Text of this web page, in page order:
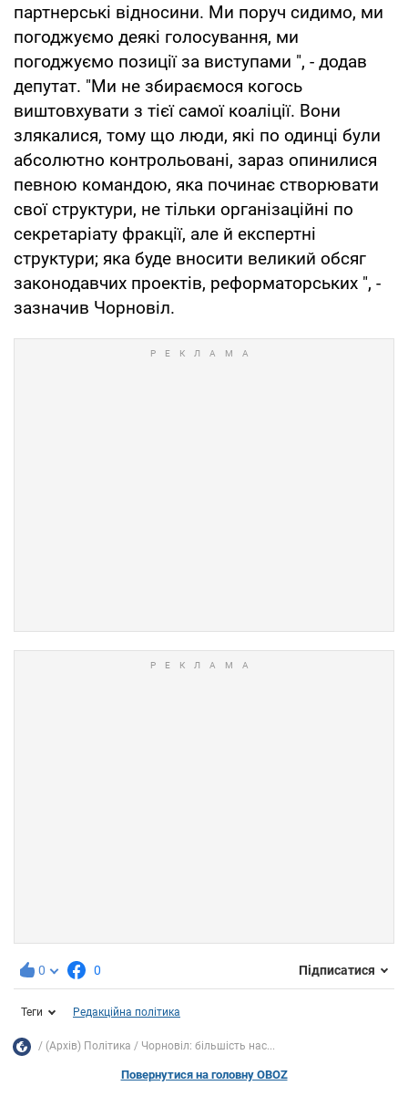
партнерські відносини. Ми поруч сидимо, ми
погоджуємо деякі голосування, ми
погоджуємо позиції за виступами ", - додав
депутат. "Ми не збираємося когось
виштовхувати з тієї самої коаліції. Вони
злякалися, тому що люди, які по одинці були
абсолютно контрольовані, зараз опинилися
певною командою, яка починає створювати
свої структури, не тільки організаційні по
секретаріату фракції, але й експертні
структури; яка буде вносити великий обсяг
законодавчих проектів, реформаторських ", -
зазначив Чорновіл.
0 0 Підписатися
Теги Редакційна політика
(Архів) Політика Чорновіл: більшість нас...
Повернутися на головну OBOZ